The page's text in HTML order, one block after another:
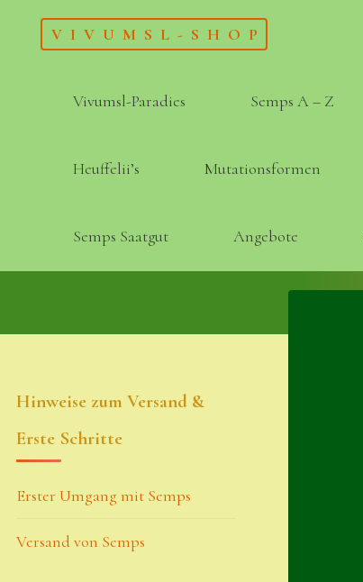
VIVUMSL-SHOP
Vivumsl-Paradies Semps A – Z
Heuffelii’s Mutationsformen
Semps Saatgut Angebote
Hinweise zum Versand &
Erste Schritte
Erster Umgang mit Semps
Versand von Semps